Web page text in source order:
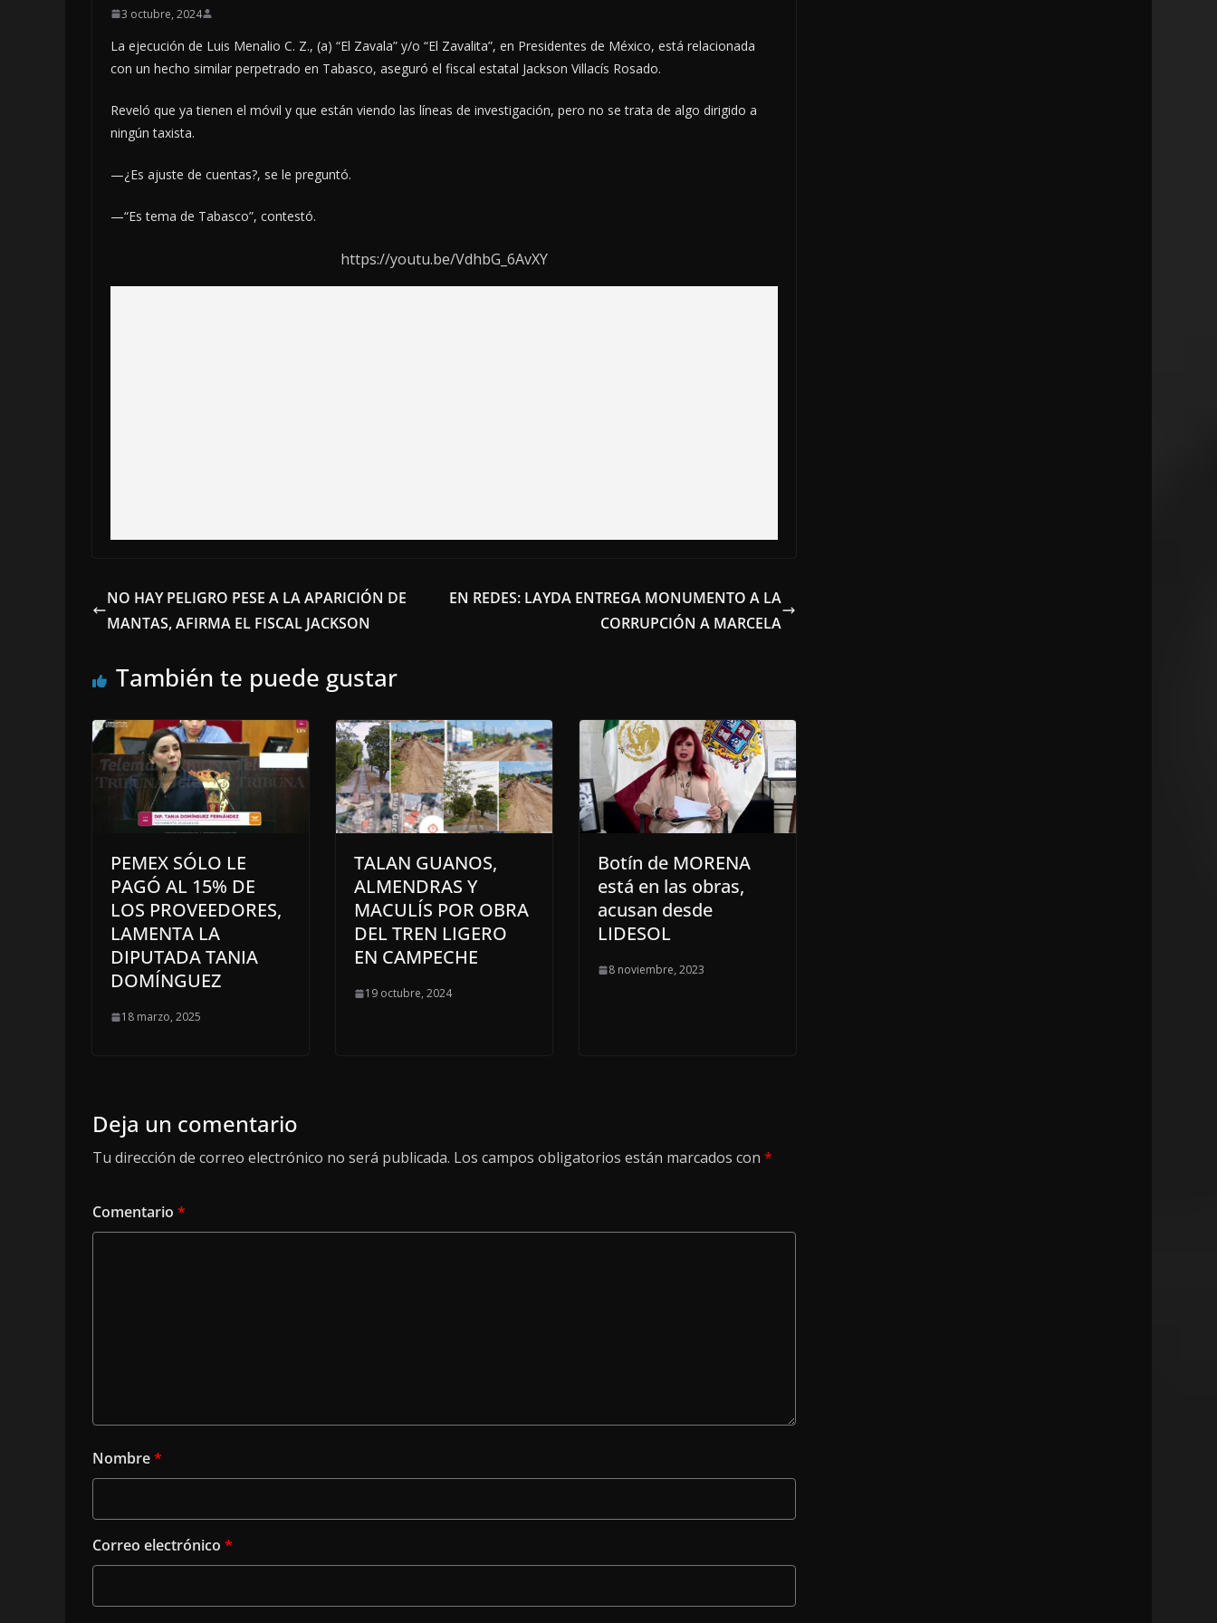
3 octubre, 2024
La ejecución de Luis Menalio C. Z., (a) “El Zavala” y/o “El Zavalita”, en Presidentes de México, está relacionada
con un hecho similar perpetrado en Tabasco, aseguró el fiscal estatal Jackson Villacís Rosado.
Reveló que ya tienen el móvil y que están viendo las líneas de investigación, pero no se trata de algo dirigido a
ningún taxista.
—¿Es ajuste de cuentas?, se le preguntó.
—“Es tema de Tabasco”, contestó.
https://youtu.be/VdhbG_6AvXY
NO HAY PELIGRO PESE A LA APARICIÓN DE
MANTAS, AFIRMA EL FISCAL JACKSON
EN REDES: LAYDA ENTREGA MONUMENTO A LA
CORRUPCIÓN A MARCELA
También te puede gustar
PEMEX SÓLO LE
PAGÓ AL 15% DE
LOS PROVEEDORES,
LAMENTA LA
DIPUTADA TANIA
DOMÍNGUEZ
18 marzo, 2025
TALAN GUANOS,
ALMENDRAS Y
MACULÍS POR OBRA
DEL TREN LIGERO
EN CAMPECHE
19 octubre, 2024
Botín de MORENA
está en las obras,
acusan desde
LIDESOL
8 noviembre, 2023
Deja un comentario
Tu dirección de correo electrónico no será publicada. Los campos obligatorios están marcados con *
Comentario *
Nombre*
Correo electrónico *